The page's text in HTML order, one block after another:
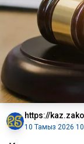
https://
10 Тамыз 2026